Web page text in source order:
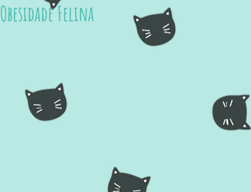
Obesidade Felina